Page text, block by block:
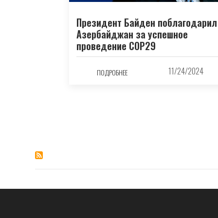
Президент Байден поблагодарил
Азербайджан за успешное
проведение COP29
ПОДРОБНЕЕ 11/24/2024
страниц